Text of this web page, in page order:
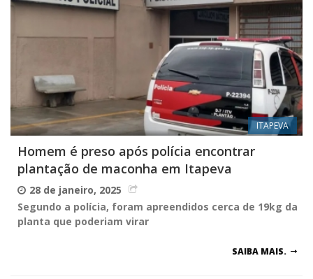
ITAPEVA
Homem é preso após polícia encontrar
plantação de maconha em Itapeva
28 de janeiro, 2025
Segundo a polícia, foram apreendidos cerca de 19kg da
planta que poderiam virar
SAIBA MAIS.